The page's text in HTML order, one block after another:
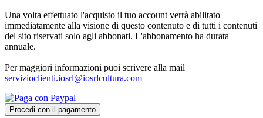
Una volta effettuato l'acquisto il tuo account verrà abilitato
immediatamente alla visione di questo contenuto e di tutti i contenuti
del sito riservati solo agli abbonati. L'abbonamento ha durata
annuale.
Per maggiori informazioni puoi scrivere alla mail
servizioclienti.iosrl@iosrlcultura.com